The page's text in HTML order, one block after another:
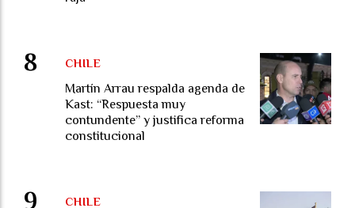
Martín Arrau respalda agenda de
Kast: “Respuesta muy
contundente” y justifica reforma
constitucional
CHILE
CHILE